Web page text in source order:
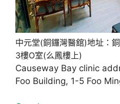
中元堂(銅鑼灣醫舘)地址：
3樓O室(么鳳樓上)
Causeway Bay clinic
Foo Building, 1-5 Foo